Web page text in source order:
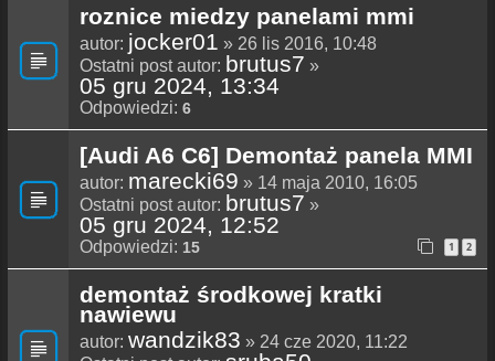
roznice miedzy panelami mmi
autor: jocker01 » 26 lis 2016, 10:48
Ostatni post autor: brutus7 »
05 gru 2024, 13:34
Odpowiedzi: 6
[Audi A6 C6] Demontaż panela MMI
autor: marecki69 » 14 maja 2010, 16:05
Ostatni post autor: brutus7 »
05 gru 2024, 12:52
Odpowiedzi: 15 1 2
demontaż środkowej kratki
nawiewu
autor: wandzik83 » 24 cze 2020, 11:22